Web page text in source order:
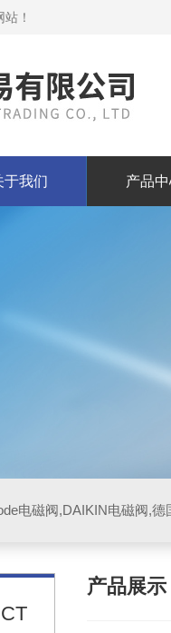
！
于我们 产品
电磁阀,DAIKIN电磁阀,
产品展示